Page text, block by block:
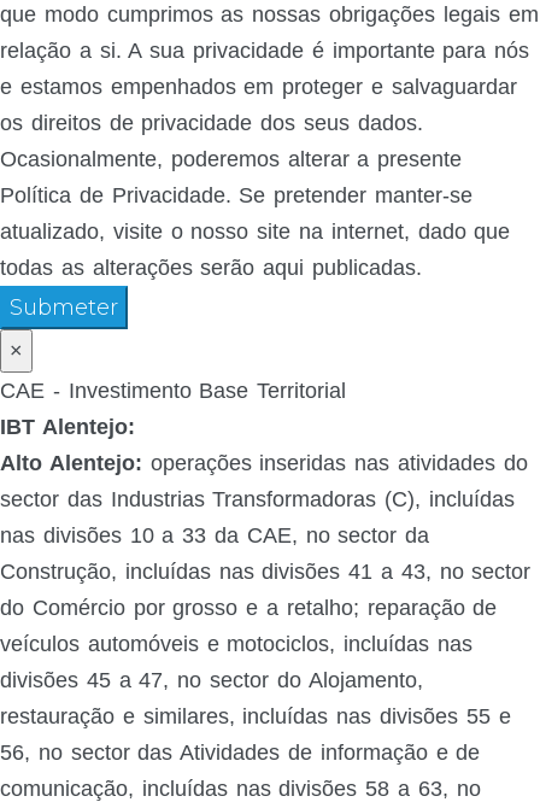
que modo cumprimos as nossas obrigações legais em
relação a si. A sua privacidade é importante para nós
e estamos empenhados em proteger e salvaguardar
os direitos de privacidade dos seus dados.
Ocasionalmente, poderemos alterar a presente
Política de Privacidade. Se pretender manter-se
atualizado, visite o nosso site na internet, dado que
todas as alterações serão aqui publicadas.
Submeter
×
CAE - Investimento Base Territorial
IBT Alentejo:
Alto Alentejo: operações inseridas nas atividades do
sector das Industrias Transformadoras (C), incluídas
nas divisões 10 a 33 da CAE, no sector da
Construção, incluídas nas divisões 41 a 43, no sector
do Comércio por grosso e a retalho; reparação de
veículos automóveis e motociclos, incluídas nas
divisões 45 a 47, no sector do Alojamento,
restauração e similares, incluídas nas divisões 55 e
56, no sector das Atividades de informação e de
comunicação, incluídas nas divisões 58 a 63, no